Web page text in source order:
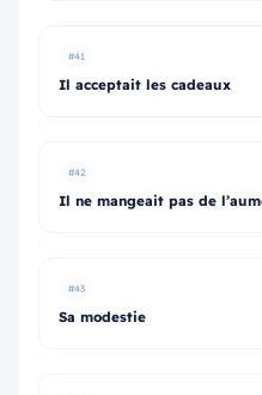
#41
Il acceptait les cadeaux
#42
Il ne mangeait pas de
#43
Sa modestie